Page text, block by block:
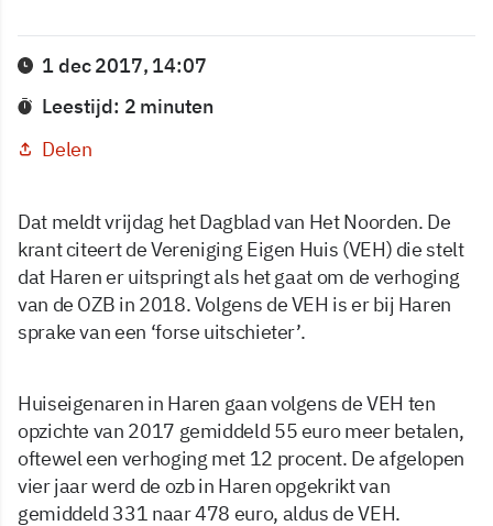
1 dec 2017, 14:07
Leestijd: 2 minuten
Delen
Dat meldt vrijdag het Dagblad van Het Noorden. De
krant citeert de Vereniging Eigen Huis (VEH) die stelt
dat Haren er uitspringt als het gaat om de verhoging
van de OZB in 2018. Volgens de VEH is er bij Haren
sprake van een ‘forse uitschieter’.
Huiseigenaren in Haren gaan volgens de VEH ten
opzichte van 2017 gemiddeld 55 euro meer betalen,
oftewel een verhoging met 12 procent. De afgelopen
vier jaar werd de ozb in Haren opgekrikt van
gemiddeld 331 naar 478 euro, aldus de VEH.